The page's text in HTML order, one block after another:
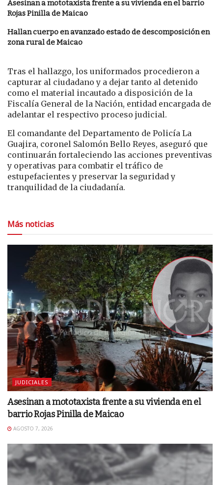
Asesinan a mototaxista frente a su vivienda en el barrio
Rojas Pinilla de Maicao
Hallan cuerpo en avanzado estado de descomposición en
zona rural de Maicao
Tras el hallazgo, los uniformados procedieron a
capturar al ciudadano y a dejar tanto al detenido
como el material incautado a disposición de la
Fiscalía General de la Nación, entidad encargada de
adelantar el respectivo proceso judicial.
El comandante del Departamento de Policía La
Guajira, coronel Salomón Bello Reyes, aseguró que
continuarán fortaleciendo las acciones preventivas
y operativas para combatir el tráfico de
estupefacientes y preservar la seguridad y
tranquilidad de la ciudadanía.
Más noticias
JUDICIALES
Asesinan a mototaxista frente a su vivienda en el
barrio Rojas Pinilla de Maicao
AGOSTO 7, 2026